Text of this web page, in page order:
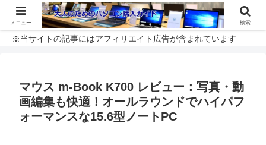
※当サイトの記事にはアフィリエイト広告が含まれています
マウス m-Book K700 レビュー：写真・動
画編集も快適！オールラウンドでハイパフ
ォーマンスな15.6型ノートPC
メニュー 検索